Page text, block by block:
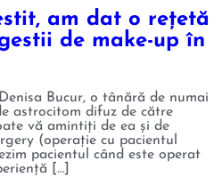
am dat o rețetă
de make-up în
Bucur, o tânără de numai
astrocitom difuz de către
vă amintiți de ea și de
(operație cu pacientul
pacientul când este operat
[…]